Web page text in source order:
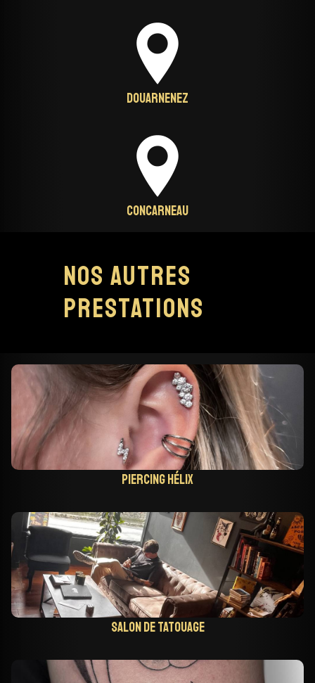
Douarnenez
Concarneau
Nos autres
prestations
Piercing hélix
Salon de tatouage